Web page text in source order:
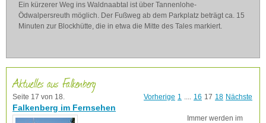
Ein kürzerer Weg ins Waldnaabtal ist über Tannenlohe-
Ödwalpersreuth möglich. Der Fußweg ab dem Parkplatz beträgt ca. 15
Minuten zur Blockhütte, die in etwa die Mitte des Tales markiert.
Aktuelles aus Falkenberg
Seite 17 von 18. Vorherige 1 .... 16 17 18 Nächste
Falkenberg im Fernsehen
Immer werden im